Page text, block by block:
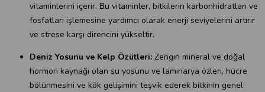
vitaminlerini içerir. Bu vitaminler, bitkilerin karbonhidratları ve
fosfatları işlemesine yardımcı olarak enerji seviyelerini artırır
ve strese karşı direncini yükseltir.
Deniz Yosunu ve Kelp Özütleri: Zengin mineral ve doğal
hormon kaynağı olan su yosunu ve laminarya özleri, hücre
bölünmesini ve kök gelişimini teşvik ederek bitkinin genel